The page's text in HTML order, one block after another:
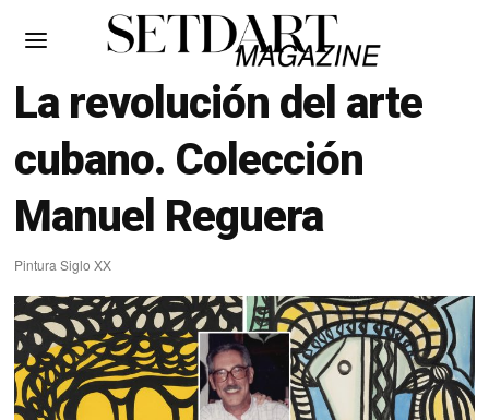
La revolución del arte
cubano. Colección
Manuel Reguera
Pintura Siglo XX